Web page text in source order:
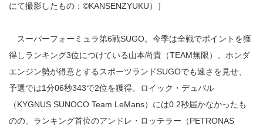
にて撮影したもの：©KANSENZYUKU）］
スーパーフォーミュラ第6戦SUGO。今季は全戦でポイントを獲
得しランキング3位につけている山本尚貴（TEAM無限）。ホンダ
エンジン勢が得意とするスポーツランドSUGOでも速さを見せ、
予選では1分06秒343で2位を獲得。ロイック・デュバル
（KYGNUS SUNOCO Team LeMans）には0.2秒届かなかったも
のの、ランキング首位のアンドレ・ロッテラー（PETRONAS